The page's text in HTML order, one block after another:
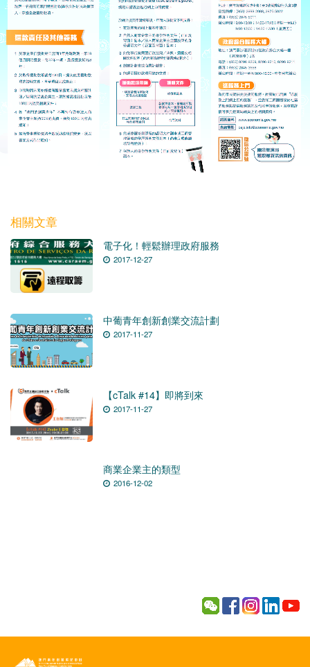
相關文章
電子化！輕鬆辦理政府服務
2017-12-27
中葡青年創新創業交流計劃
2017-11-27
【cTalk #14】即將到來
2017-11-27
商業企業主的類型
2016-12-02